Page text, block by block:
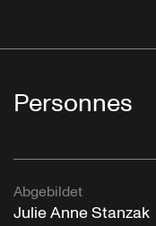
Personnes
Abgebildet
Julie Anne Stanzak